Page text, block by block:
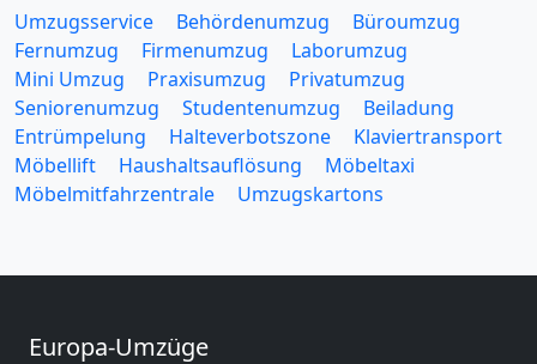
Umzugsservice Behördenumzug
Büroumzug
Fernumzug
Firmenumzug
Laborumzug
Mini Umzug
Praxisumzug
Privatumzug
Seniorenumzug
Studentenumzug
Beiladung
Entrümpelung
Halteverbotszone
Klaviertransport
Möbellift
Haushaltsauflösung
Möbeltaxi
Möbelmitfahrzentrale
Umzugskartons
Europa-Umzüge